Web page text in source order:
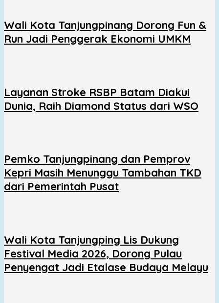
Wali Kota Tanjungpinang Dorong Fun &
Run Jadi Penggerak Ekonomi UMKM
Layanan Stroke RSBP Batam Diakui
Dunia, Raih Diamond Status dari WSO
Pemko Tanjungpinang dan Pemprov
Kepri Masih Menunggu Tambahan TKD
dari Pemerintah Pusat
Wali Kota Tanjungping Lis Dukung
Festival Media 2026, Dorong Pulau
Penyengat Jadi Etalase Budaya Melayu